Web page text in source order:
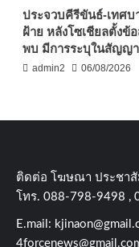
ประจวบคีรีขันธ์-เทศ
ฝ้าย หลังโซเชียลตั้งข้อ
พบ มีการระบุในสัญญ
admin2 06/08/2026
ติดต่อ​ โฆษณา​ ประชา
โทร​. 088-798-9498 ,
E.mail: